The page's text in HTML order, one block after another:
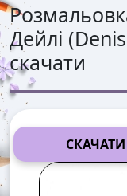
Дейлі
скачати
СКАЧАТИ